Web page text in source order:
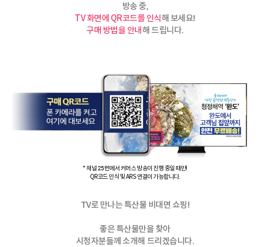
방송 중,
TV 화면에 QR코드를 인식해 보세요!
구매 방법을 안내 해 드립니다.
* 채널 25번에서 커머스 방송이 진행 중일 때만!
QR코드 인식 및 ARS 연결이 가능합니다.
TV로 만나는 특산물 비대면 쇼핑!
좋은 특산물만을 찾아
시청자분들께 소개해 드리겠습니다.